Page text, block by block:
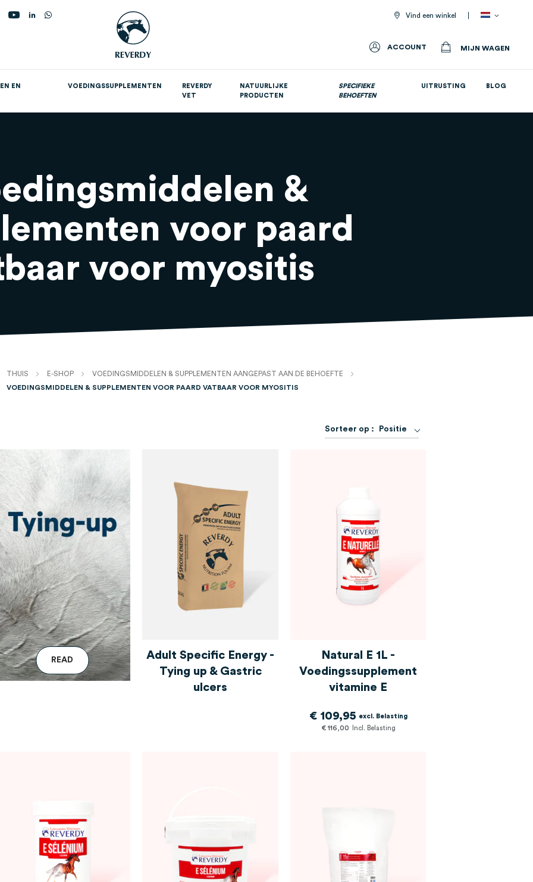
Vind een winkel
ACCOUNT MIJN WAGEN
EN
VOEDINGSSUPPLEMENTEN
REVERDY
VET
NATUURLIJKE
PRODUCTEN
SPECIFIEKE
BEHOEFTEN
UITRUSTING BLOG
&
voor paard
voor myositis
THUIS E-SHOP
VOEDINGSMIDDELEN & SUPPLEMENTEN AANGEPAST AAN DE BEHOEFTE
VOEDINGSMIDDELEN & SUPPLEMENTEN VOOR PAARD VATBAAR VOOR MYOSITIS
Sorteer op : Positie
R EAD
Adult Specific Energy -
Tying up & Gastric
ulcers
Natural E 1L -
Voedingssupplement
vitamine E
€ 116,00
€ 109,95